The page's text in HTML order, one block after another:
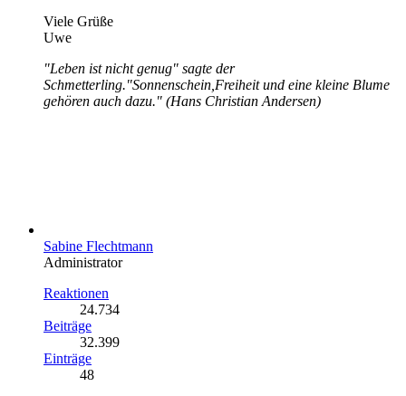
Viele Grüße
Uwe
"Leben ist nicht genug" sagte der
Schmetterling."Sonnenschein,Freiheit und eine kleine Blume
gehören auch dazu." (Hans Christian Andersen)
Sabine Flechtmann
Administrator
Reaktionen
24.734
Beiträge
32.399
Einträge
48